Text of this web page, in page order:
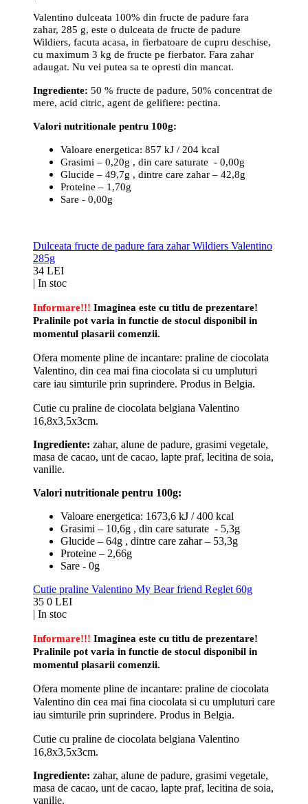
Valentino dulceata 100% din fructe de padure fara
zahar, 285 g, este o dulceata de fructe de padure
Wildiers, facuta acasa, in fierbatoare de cupru deschise,
cu maximum 3 kg de fructe pe fierbator. Fara zahar
adaugat. Nu vei putea sa te opresti din mancat.
Ingrediente: 50 % fructe de padure, 50% concentrat de
mere, acid citric, agent de gelifiere: pectina.
Valori nutritionale pentru 100g:
Valoare energetica: 857 kJ / 204 kcal
Grasimi – 0,20g , din care saturate - 0,00g
Glucide – 49,7g , dintre care zahar – 42,8g
Proteine – 1,70g
Sare - 0,00g
Dulceata fructe de padure fara zahar Wildiers Valentino
285g
34 LEI
| In stoc
Informare!!! Imaginea este cu titlu de prezentare!
Pralinile pot varia in functie de stocul disponibil in
momentul plasarii comenzii.
Ofera momente pline de incantare: praline de ciocolata
Valentino, din cea mai fina ciocolata si cu umpluturi
care iau simturile prin suprindere. Produs in Belgia.
Cutie cu praline de ciocolata belgiana Valentino
16,8x3,5x3cm.
Ingrediente: zahar, alune de padure, grasimi vegetale,
masa de cacao, unt de cacao, lapte praf, lecitina de soia,
vanilie.
Valori nutritionale pentru 100g:
Valoare energetica: 1673,6 kJ / 400 kcal
Grasimi – 10,6g , din care saturate - 5,3g
Glucide – 64g , dintre care zahar – 53,3g
Proteine – 2,66g
Sare - 0g
Cutie praline Valentino My Bear friend Reglet 60g
35 0 LEI
| In stoc
Informare!!! Imaginea este cu titlu de prezentare!
Pralinile pot varia in functie de stocul disponibil in
momentul plasarii comenzii.
Ofera momente pline de incantare: praline de ciocolata
Valentino din cea mai fina ciocolata si cu umpluturi care
iau simturile prin suprindere. Produs in Belgia.
Cutie cu praline de ciocolata belgiana Valentino
16,8x3,5x3cm.
Ingrediente: zahar, alune de padure, grasimi vegetale,
masa de cacao, unt de cacao, lapte praf, lecitina de soia,
vanilie.